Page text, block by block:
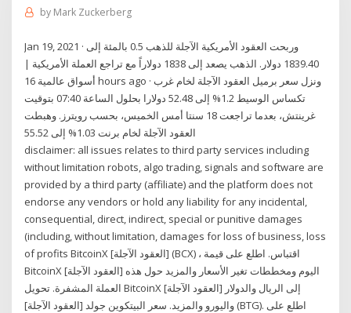
by Mark Zuckerberg
Jan 19, 2021 · وربحت العقود الأمريكية الآجلة للذهب 0.5 بالمئة إلى
1839.40 دولار. الذهب يصعد إلى 1838 دولاراً مع تراجع العملة الأمريكية |
أسواق عالمية 16 hours ago · ونزل سعر برميل العقود الآجلة لخام غرب
تكساس الوسيط 1.2% إلى 52.48 دولارا بحلول الساعة 07:40 بتوقيت
غرينتش، بعدما تراجعت 18 سنتا أمس الخميس، بحسب رويترز. وهبطت
العقود الآجلة لخام برنت 1.03% إلى 55.52
disclaimer: all issues relates to third party services including
without limitation robots, algo trading, signals and software are
provided by a third party (affiliate) and the platform does not
endorse any vendors or hold any liability for any incidental,
consequential, direct, indirect, special or punitive damages
(including, without limitation, damages for loss of business, loss
of profits BitcoinX [العقود الآجلة] (BCX) ، اقتباس. اطلع على قيمة
BitcoinX [العقود الآجلة] اليوم ومخططات تغير الأسعار والمزيد حول هذه
العملة المشفرة. تحويل BitcoinX [العقود الآجلة] إلى الريال والدولار
واليورو والمزيد. سعر البيتكوين جولد [العقود الآجلة] (BTG). اطلع على